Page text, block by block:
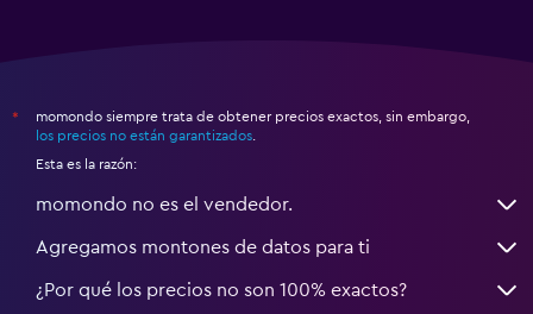
*
momondo siempre trata de obtener precios exactos, sin embargo,
los precios no están garantizados
Esta es la razón:
momondo no es el vendedor.
Agregamos montones de datos para ti
¿Por qué los precios no son 100% exactos?